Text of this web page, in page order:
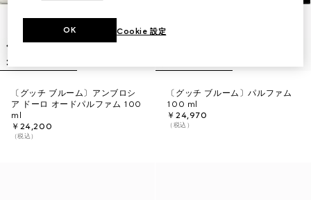
〔グッチ ブルーム〕アンブロシ
ア ドーロ オードパルファム 100
ml
￥24,200
（税込）
〔グッチ ブルーム〕パルファム
100 ml
￥24,970
（税込）
Cookie 設定
OK